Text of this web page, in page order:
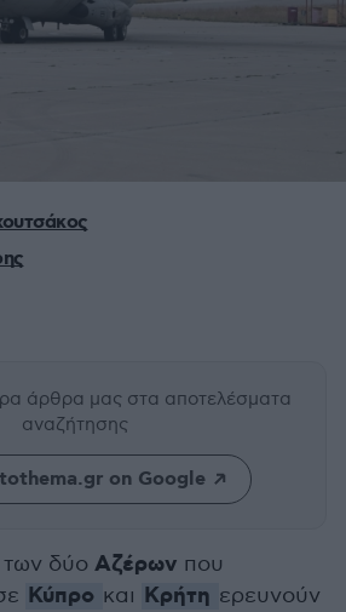
άρθρα μας στα αποτελέσματα
αναζήτησης
on Google
δύο Αζέρων που
Κύπρο και Κρήτη ερευνούν